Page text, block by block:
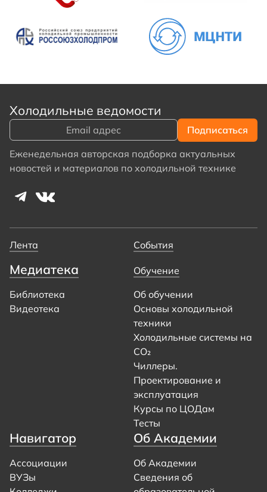
Холодильные ведомости
Еженедельная авторская подборка актуальных
новостей и материалов по холодильной технике
Лента События
Медиатека
Библиотека
Видеотека
Обучение
Об обучении
Основы холодильной
техники
Холодильные системы на
CO₂
Чиллеры.
Проектирование и
эксплуатация
Курсы по ЦОДам
Тесты
Навигатор
Ассоциации
ВУЗы
Об Академии
Об Академии
Сведения об